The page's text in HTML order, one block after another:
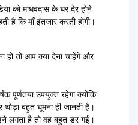
को माधवदास के घर देर होने
है कि माँ इंतजार करती होगी।
हो तो आप क्या देना चाहेंगे और
पूर्णतया उपयुक्त रहेगा क्योंकि
थोड़ा बहुत घूमना ही जानती है।
लगता है तो वह बहुत डर गई।